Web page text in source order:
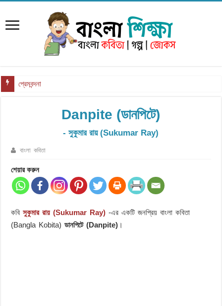
প্রেমবন্দনা
Danpite (ডানপিটে)
- সুকুমার রায় (Sukumar Ray)
বাংলা কবিতা
শেয়ার করুন
কবিসুকুমার রায় (Sukumar Ray) -এর একটি জনপ্রিয় বাংলা কবিতা
(Bangla Kobita)ডানপিটে (Danpite) ।